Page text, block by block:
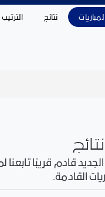
نتائج الترتيب
قادم قريبًا تابعنا
القادمة.